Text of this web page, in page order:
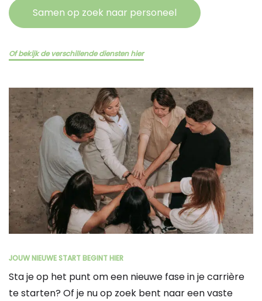
Samen op zoek naar personeel
Of bekijk de verschillende diensten hier
JOUW NIEUWE START BEGINT HIER
Sta je op het punt om een nieuwe fase in je carrière
te starten? Of je nu op zoek bent naar een vaste